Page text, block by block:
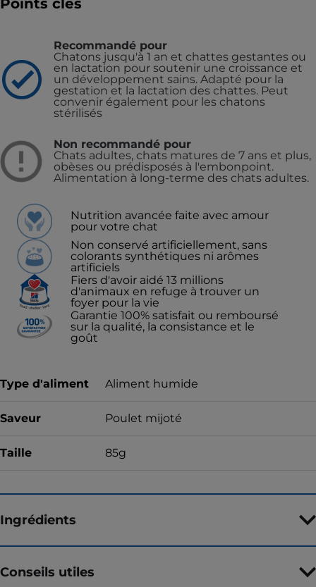
Points clés
Recommandé pour
Chatons jusqu'à 1 an et chattes gestantes ou
en lactation pour soutenir une croissance et
un développement sains. Adapté pour la
gestation et la lactation des chattes. Peut
convenir également pour les chatons
stérilisés
Non recommandé pour
Chats adultes, chats matures de 7 ans et plus,
obèses ou prédisposés à l'embonpoint.
Alimentation à long-terme des chats adultes.
Nutrition avancée faite avec amour
pour votre chat
Non conservé artificiellement, sans
colorants synthétiques ni arômes
artificiels
Fiers d'avoir aidé 13 millions
d'animaux en refuge à trouver un
foyer pour la vie
Garantie 100% satisfait ou remboursé
sur la qualité, la consistance et le
goût
Type d'aliment Aliment humide
Saveur Poulet mijoté
Taille 85g
Ingrédients
Conseils utiles